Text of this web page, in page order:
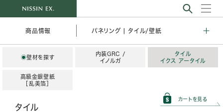
商品情報 パネリング | タイル/壁紙
◉壁材を探す
内装GRC /
イノルガ
タイル
イクス アータイル
高級金銀壁紙
［乱美箔］
カートを見る
タイル